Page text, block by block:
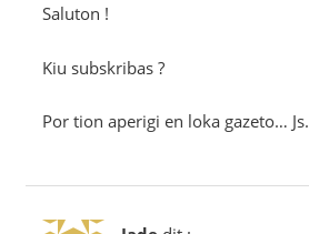
Saluton !
Kiu subskribas ?
Por tion aperigi en loka gazeto… Js.